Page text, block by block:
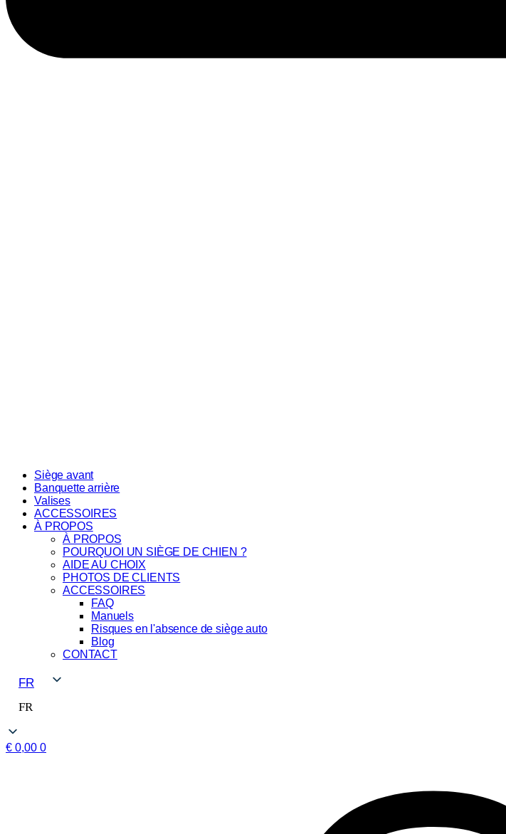
Siège avant
Banquette arrière
Valises
ACCESSOIRES
À PROPOS
À PROPOS
POURQUOI UN SIÈGE DE CHIEN ?
AIDE AU CHOIX
PHOTOS DE CLIENTS
ACCESSOIRES
FAQ
Manuels
Risques en l'absence de siège auto
Blog
CONTACT
FR
FR
€ 0,00 0